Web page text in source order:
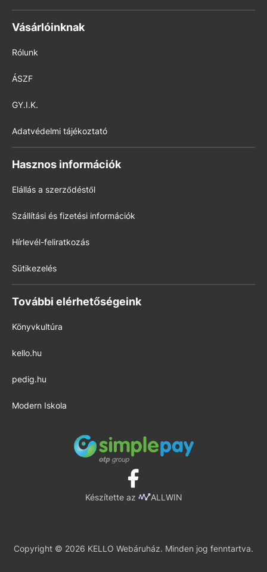
Vásárlóinknak
Rólunk
ÁSZF
GY.I.K.
Adatvédelmi tájékoztató
Hasznos információk
Elállás a szerződéstől
Szállítási és fizetési információk
Hírlevél-feliratkozás
Sütikezelés
További elérhetőségeink
Könyvkultúra
kello.hu
pedig.hu
Modern Iskola
Készítette az ALLWIN
Copyright © 2026 KELLO Webáruház. Minden jog fenntartva.